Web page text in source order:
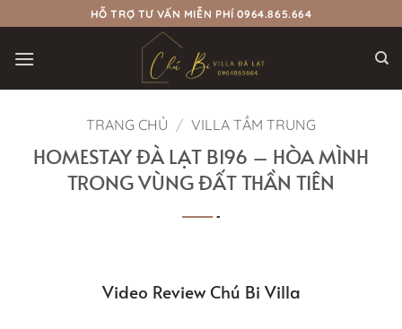
qua
nội
HỖ TRỢ TƯ VẤN MIỄN PHÍ 0964.865.664
TRANG CHỦ / VILLA TẦM TRUNG
HOMESTAY ĐÀ LẠT BI96 – HÒA MÌNH
TRONG VÙNG ĐẤT THẦN TIÊN
Video Review Chú Bi Villa